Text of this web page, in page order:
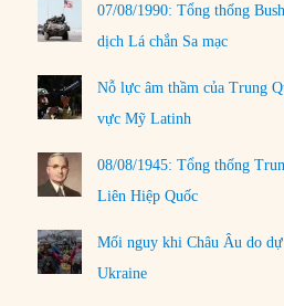
07/08/1990: Tổng thống
dịch Lá chắn Sa mạc
Nỗ lực âm thầm của Trung
vực Mỹ Latinh
08/08/1945: Tổng thống
Liên Hiệp Quốc
Mối nguy khi Châu Âu do
Ukraine